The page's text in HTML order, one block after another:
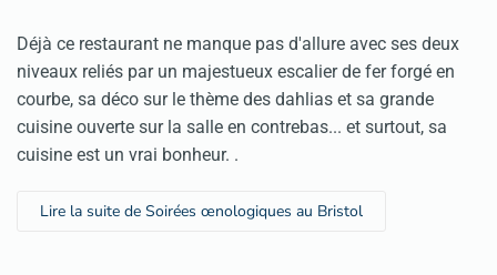
Déjà ce restaurant ne manque pas d'allure avec ses deux
niveaux reliés par un majestueux escalier de fer forgé en
courbe, sa déco sur le thème des dahlias et sa grande
cuisine ouverte sur la salle en contrebas... et surtout, sa
cuisine est un vrai bonheur. .
Lire la suite de Soirées œnologiques au Bristol